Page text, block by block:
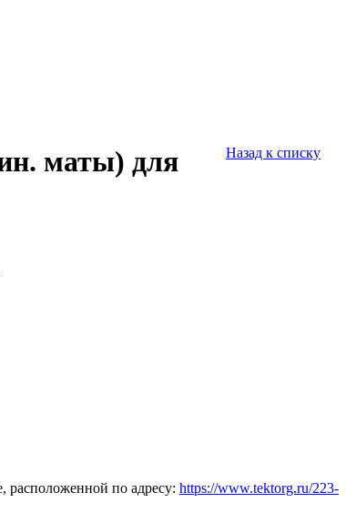
Назад к списку
маты) для
расположенной по адресу: https://www.tektorg.ru/223-